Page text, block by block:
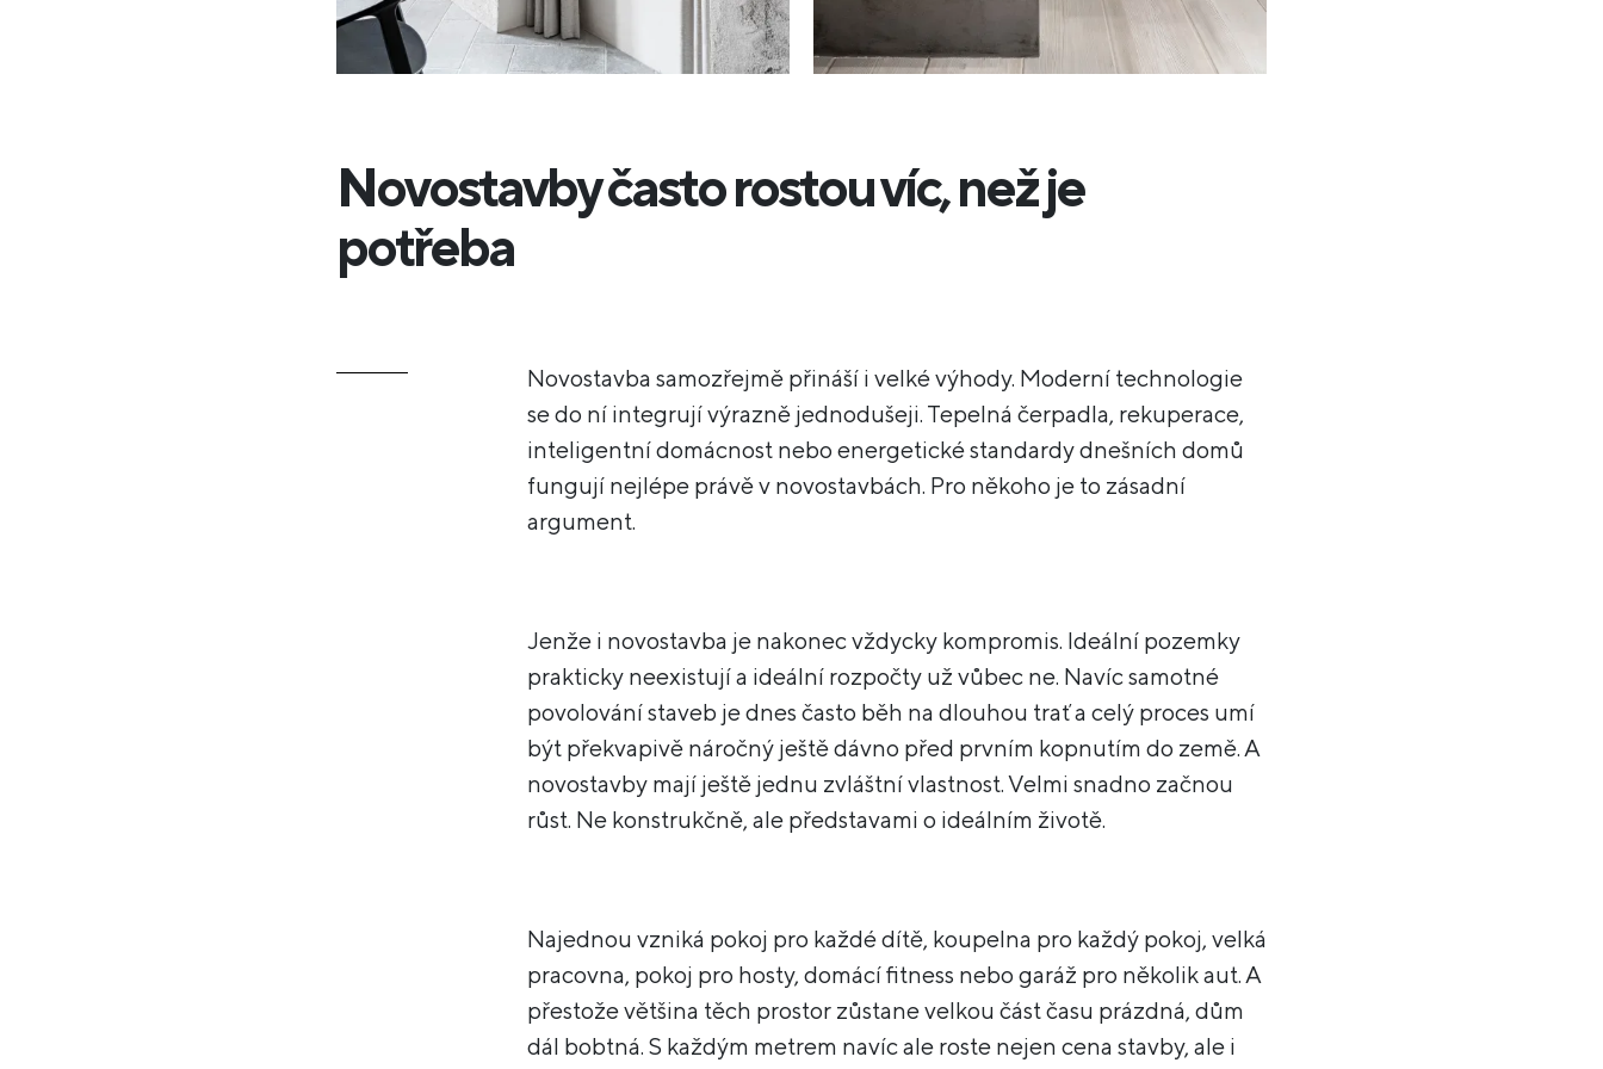
Novostavby často rostou víc, než je
potřeba
Novostavba samozřejmě přináší i velké výhody. Moderní technologie
se do ní integrují výrazně jednodušeji. Tepelná čerpadla, rekuperace,
inteligentní domácnost nebo energetické standardy dnešních domů
fungují nejlépe právě v novostavbách. Pro někoho je to zásadní
argument.
Jenže i novostavba je nakonec vždycky kompromis. Ideální pozemky
prakticky neexistují a ideální rozpočty už vůbec ne. Navíc samotné
povolování staveb je dnes často běh na dlouhou trať a celý proces umí
být překvapivě náročný ještě dávno před prvním kopnutím do země. A
novostavby mají ještě jednu zvláštní vlastnost. Velmi snadno začnou
růst. Ne konstrukčně, ale představami o ideálním životě.
Najednou vzniká pokoj pro každé dítě, koupelna pro každý pokoj, velká
pracovna, pokoj pro hosty, domácí fitness nebo garáž pro několik aut. A
přestože většina těch prostor zůstane velkou část času prázdná, dům
dál bobtná. S každým metrem navíc ale roste nejen cena stavby, ale i